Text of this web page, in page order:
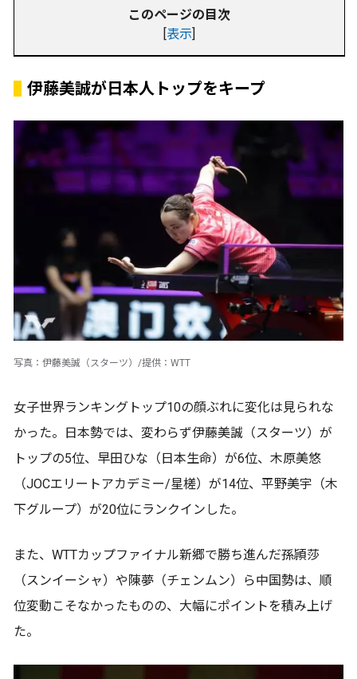
このページの目次
[表示]
伊藤美誠が日本人トップをキープ
写真：伊藤美誠（スターツ）/提供：WTT
女子世界ランキングトップ10の顔ぶれに変化は見られな
かった。日本勢では、変わらず伊藤美誠（スターツ）が
トップの5位、早田ひな（日本生命）が6位、木原美悠
（JOCエリートアカデミー/星槎）が14位、平野美宇（木
下グループ）が20位にランクインした。
また、WTTカップファイナル新郷で勝ち進んだ孫頴莎
（スンイーシャ）や陳夢（チェンムン）ら中国勢は、順
位変動こそなかったものの、大幅にポイントを積み上げ
た。